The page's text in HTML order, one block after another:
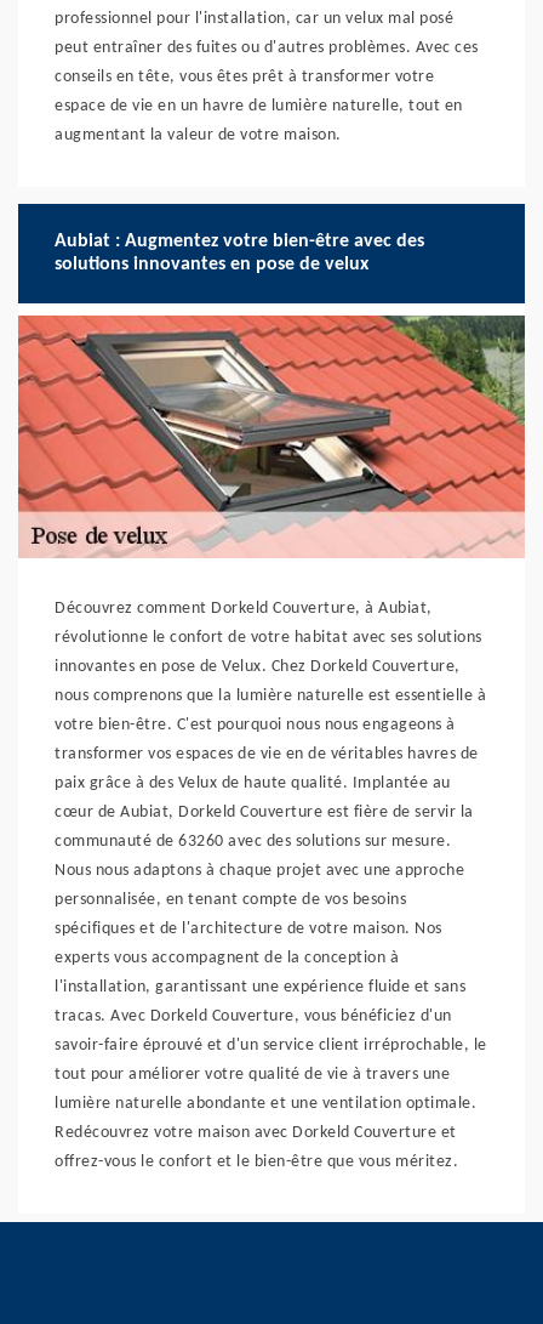
professionnel pour l'installation, car un velux mal posé
peut entraîner des fuites ou d'autres problèmes. Avec ces
conseils en tête, vous êtes prêt à transformer votre
espace de vie en un havre de lumière naturelle, tout en
augmentant la valeur de votre maison.
Aubiat : Augmentez votre bien-être avec des
solutions innovantes en pose de velux
Découvrez comment Dorkeld Couverture, à Aubiat,
révolutionne le confort de votre habitat avec ses solutions
innovantes en pose de Velux. Chez Dorkeld Couverture,
nous comprenons que la lumière naturelle est essentielle à
votre bien-être. C'est pourquoi nous nous engageons à
transformer vos espaces de vie en de véritables havres de
paix grâce à des Velux de haute qualité. Implantée au
cœur de Aubiat, Dorkeld Couverture est fière de servir la
communauté de 63260 avec des solutions sur mesure.
Nous nous adaptons à chaque projet avec une approche
personnalisée, en tenant compte de vos besoins
spécifiques et de l'architecture de votre maison. Nos
experts vous accompagnent de la conception à
l'installation, garantissant une expérience fluide et sans
tracas. Avec Dorkeld Couverture, vous bénéficiez d'un
savoir-faire éprouvé et d'un service client irréprochable, le
tout pour améliorer votre qualité de vie à travers une
lumière naturelle abondante et une ventilation optimale.
Redécouvrez votre maison avec Dorkeld Couverture et
offrez-vous le confort et le bien-être que vous méritez.